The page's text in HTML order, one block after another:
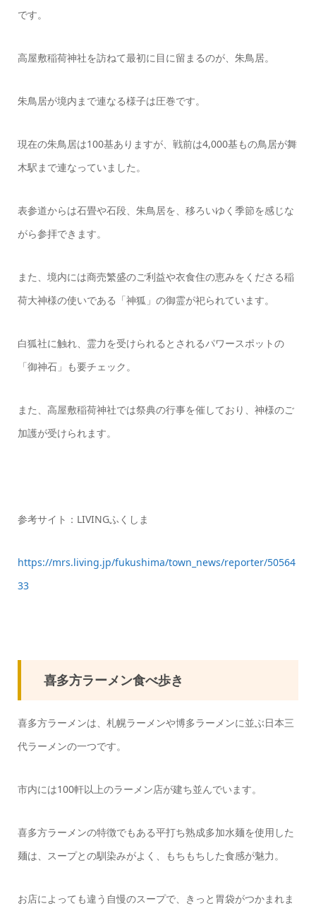
です。
高屋敷稲荷神社を訪ねて最初に目に留まるのが、朱鳥居。
朱鳥居が境内まで連なる様子は圧巻です。
現在の朱鳥居は100基ありますが、戦前は4,000基もの鳥居が舞
木駅まで連なっていました。
表参道からは石畳や石段、朱鳥居を、移ろいゆく季節を感じな
がら参拝できます。
また、境内には商売繁盛のご利益や衣食住の恵みをくださる稲
荷大神様の使いである「神狐」の御霊が祀られています。
白狐社に触れ、霊力を受けられるとされるパワースポットの
「御神石」も要チェック。
また、高屋敷稲荷神社では祭典の行事を催しており、神様のご
加護が受けられます。
参考サイト：LIVINGふくしま
https://mrs.living.jp/fukushima/town_news/reporter/50564
33
喜多方ラーメン食べ歩き
喜多方ラーメンは、札幌ラーメンや博多ラーメンに並ぶ日本三
代ラーメンの一つです。
市内には100軒以上のラーメン店が建ち並んでいます。
喜多方ラーメンの特徴でもある平打ち熟成多加水麺を使用した
麺は、スープとの馴染みがよく、もちもちした食感が魅力。
お店によっても違う自慢のスープで、きっと胃袋がつかまれま